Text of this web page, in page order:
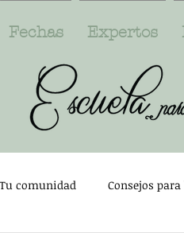
Fechas Expertos
Tu comunidad Consejos